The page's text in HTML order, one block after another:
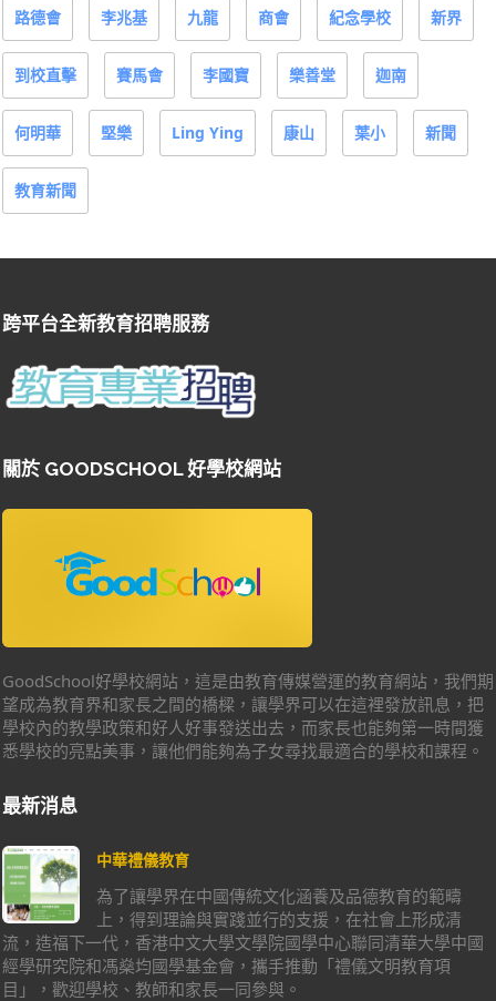
路德會 李兆基 九龍 商會 紀念學校 新界
到校直擊 賽馬會 李國寶 樂善堂 迦南
何明華 堅樂 Ling Ying 康山 葉小 新聞
教育新聞
跨平台全新教育招聘服務
關於 GOODSCHOOL 好學校網站
GoodSchool好學校網站，這是由教育傳媒營運的教育網站，我們期
望成為教育界和家長之間的橋樑，讓學界可以在這裡發放訊息，把
學校內的教學政策和好人好事發送出去，而家長也能夠第一時間獲
悉學校的亮點美事，讓他們能夠為子女尋找最適合的學校和課程。
最新消息
中華禮儀教育
為了讓學界在中國傳統文化涵養及品德教育的範疇
上，得到理論與實踐並行的支援，在社會上形成清
流，造福下一代，香港中文大學文學院國學中心聯同清華大學中國
經學研究院和馮燊均國學基金會，攜手推動「禮儀文明教育項
目」，歡迎學校、教師和家長一同參與。